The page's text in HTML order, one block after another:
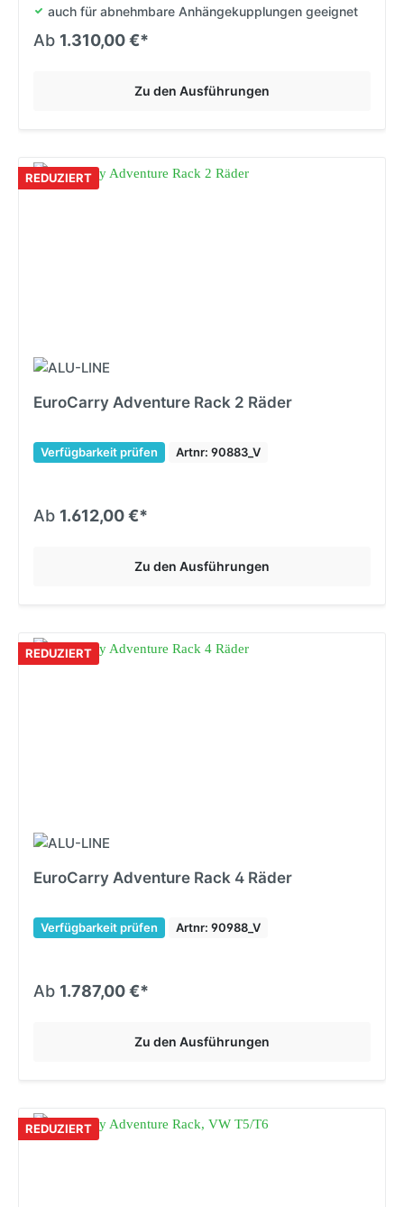
auch für abnehmbare Anhängekupplungen geeignet
Ab 1.310,00 €*
Zu den Ausführungen
REDUZIERT
EuroCarry Adventure Rack 2 Räder
Verfügbarkeit prüfen Artnr: 90883_V
Ab 1.612,00 €*
Zu den Ausführungen
REDUZIERT
EuroCarry Adventure Rack 4 Räder
Verfügbarkeit prüfen Artnr: 90988_V
Ab 1.787,00 €*
Zu den Ausführungen
REDUZIERT